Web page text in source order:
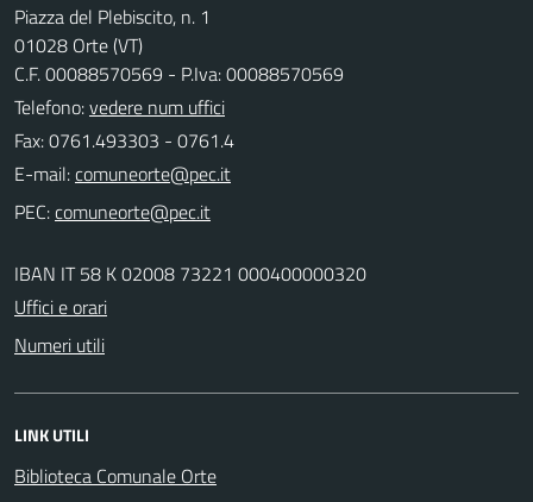
Piazza del Plebiscito, n. 1
01028 Orte (VT)
C.F. 00088570569 - P.Iva: 00088570569
Telefono:vedere num uffici
Fax: 0761.493303 - 0761.4
E-mail:
PEC:
IBAN IT 58 K 02008 73221 000400000320
Uffici e orari
Numeri utili
LINK UTILI
Biblioteca Comunale Orte